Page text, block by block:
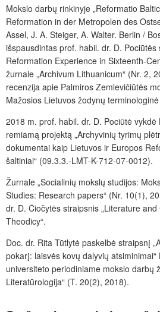
Mokslo darbų rinkinyje „Reformatio
Reformation in der Metropolen des
Assel, J. A. Steiger, A. Walter. Berlin /
išspausdintas prof. habil. dr. D. Pociūtės
Reformation Experience in Sixteenth-
žurnale „Archivum Lithuanicum“ (Nr. 2,
recenzija apie Palmiros Zemlevičiūtės
Mažosios Lietuvos žodynų
2018 m. prof. habil. dr. D. Pociūtė
remiamą projektą „Archyvinių tyrimų
dokumentai kaip Lietuvos ir Europos
šaltiniai“ (09.3.3.-LMT-K-712-07-0012).
Žurnale „Socialinių mokslų studijos:
Studies: Research papers“ (Nr. 10(1),
dr. D. Čiočytės straipsnis „Literature
Theodicy“.
Doc. dr. Rita Tūtlytė paskelbė straipsnį
pokarį: laisvės kovų dalyvių
universiteto periodiniame mokslo darbų
Literatūrologija“ (T. 20(2), 2018).